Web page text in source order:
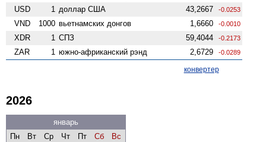
USD 1 доллар США 43,2667 -0.0253
VND 1000 вьетнамских донгов 1,6660 -0.0010
XDR 1 СПЗ 59,4044 -0.2173
ZAR 1 южно-африканский рэнд 2,6729 -0.0289
конвертер
2026
январь
Пн
Вт Ср Чт Пт Сб
Вс